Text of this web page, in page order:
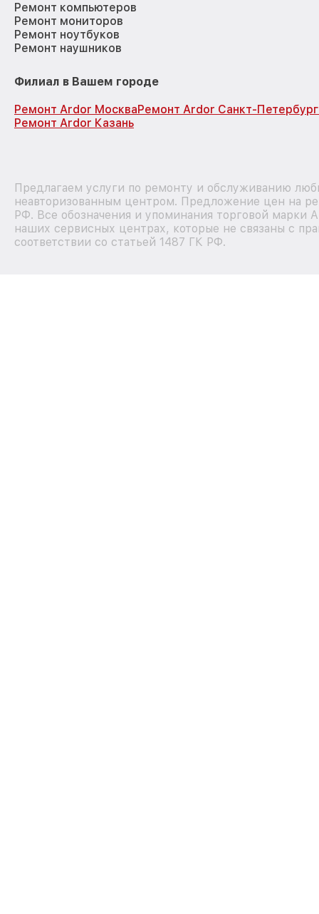
Ремонт компьютеров
Ремонт мониторов
Ремонт ноутбуков
Ремонт наушников
Филиал в Вашем городе
Ремонт Ardor МоскваРемонт Ardor Санкт-Петербург
Ремонт Ardor Казань
Предлагаем услуги по ремонту и обслуживанию
неавторизованным центром. Предложение цен на
РФ. Все обозначения и упоминания торговой марки
наших сервисных центрах, которые не связаны с
соответствии со статьей 1487 ГК РФ.